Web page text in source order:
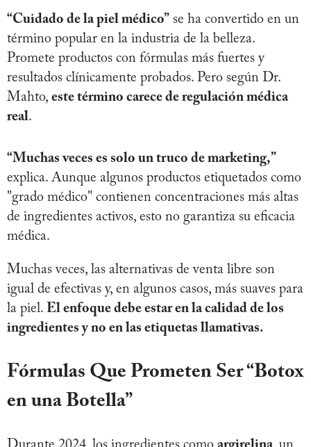
“Cuidado de la piel médico” se ha convertido en un
término popular en la industria de la belleza.
Promete productos con fórmulas más fuertes y
resultados clínicamente probados. Pero según Dr.
Mahto, este término carece de regulación médica
real.
“Muchas veces es solo un truco de marketing,”
explica. Aunque algunos productos etiquetados como
"grado médico" contienen concentraciones más altas
de ingredientes activos, esto no garantiza su eficacia
médica.
Muchas veces, las alternativas de venta libre son
igual de efectivas y, en algunos casos, más suaves para
la piel. El enfoque debe estar en la calidad de los
ingredientes y no en las etiquetas llamativas.
Fórmulas Que Prometen Ser “Botox
en una Botella”